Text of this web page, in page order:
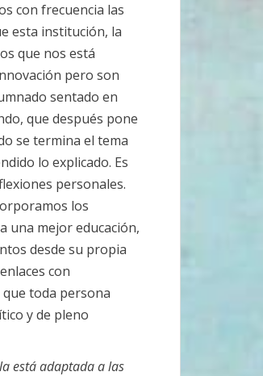
con frecuencia las
esta institución, la
que nos está
pero son
sentado en
que después pone
se termina el tema
lo explicado. Es
personales.
los
una mejor educación,
desde su propia
con
toda persona
y de pleno
está adaptada a las